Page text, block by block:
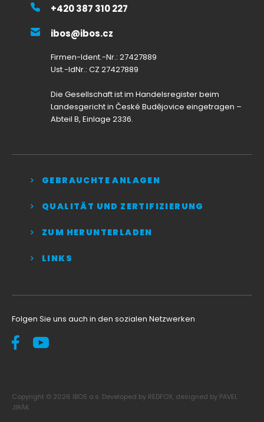
+420 387 310 227
ibos@ibos.cz
Firmen-Ident.-Nr.: 27427889
Ust.-IdNr.: CZ 27427889
Die Gesellschaft ist im Handelsregister beim
Landesgericht in České Budějovice eingetragen –
Abteil B, Einlage 2336.
GEBRAUCHTE ANLAGEN
QUALITÄT UND ZERTIFIZIERUNG
ZUM HERUNTERLADEN
LINKS
Folgen Sie uns auch in den sozialen Netzwerken
Copyright © 2026 IBOS a.s. Developed by REDFOX, designed by PAVEL
JIRÁK